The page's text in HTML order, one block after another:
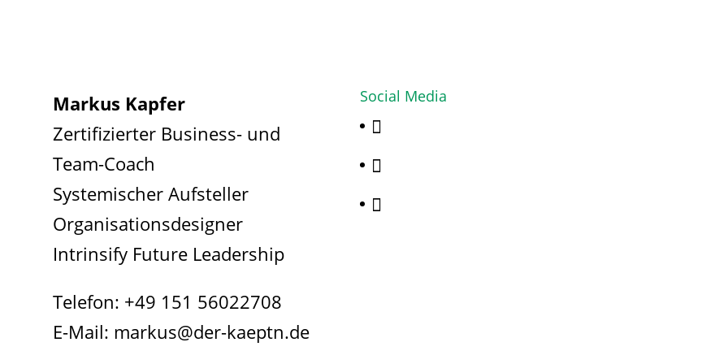
Markus Kapfer
Zertifizierter Business- und
Team-Coach
Systemischer Aufsteller
Organisationsdesigner
Intrinsify Future Leadership
Telefon: +49 151 56022708
E-Mail: markus@der-kaeptn.de
Social Media


